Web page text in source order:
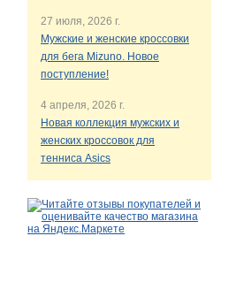
27 июля, 2026 г.
Мужские и женские кроссовки
для бега Mizuno. Новое
поступление!
4 апреля, 2026 г.
Новая коллекция мужских и
женских кроссовок для
тенниса Asics